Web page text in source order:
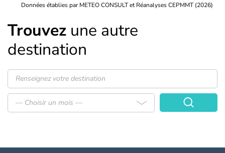
Données établies par METEO CONSULT et Réanalyses CEPMMT (2026)
Trouvez une autre
destination
— Choisir un mois —